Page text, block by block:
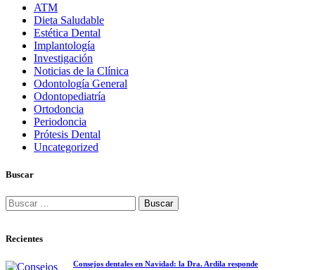
ATM
Dieta Saludable
Estética Dental
Implantología
Investigación
Noticias de la Clínica
Odontología General
Odontopediatría
Ortodoncia
Periodoncia
Prótesis Dental
Uncategorized
Buscar
Buscar:
Recientes
Consejos dentales en Navidad: la Dra. Ardila responde